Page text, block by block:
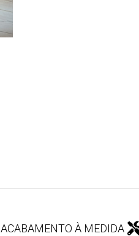
ACABAMENTO À MEDIDA